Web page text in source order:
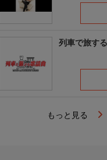
列車で旅す
もっと見る